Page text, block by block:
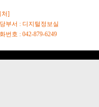
처]
부서 : 디지털정보실
번호 : 042-879-6249